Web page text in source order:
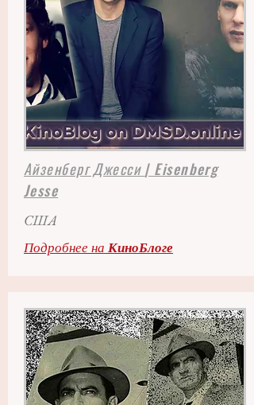
Айзенберг Джесси| Eisenberg
Jesse
США
Подробнее на КиноБлоге